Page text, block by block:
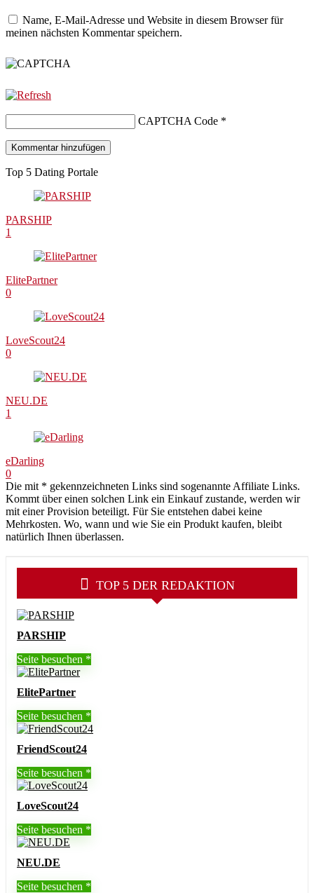
Name, E-Mail-Adresse und Website in diesem Browser für
meinen nächsten Kommentar speichern.
CAPTCHA Code *
Top 5 Dating Portale
PARSHIP
1
ElitePartner
0
LoveScout24
0
NEU.DE
1
eDarling
0
Die mit * gekennzeichneten Links sind sogenannte Affiliate Links.
Kommt über einen solchen Link ein Einkauf zustande, werden wir
mit einer Provision beteiligt. Für Sie entstehen dabei keine
Mehrkosten. Wo, wann und wie Sie ein Produkt kaufen, bleibt
natürlich Ihnen überlassen.
TOP 5 DER REDAKTION
PARSHIP
Seite besuchen
ElitePartner
Seite besuchen
FriendScout24
Seite besuchen
LoveScout24
Seite besuchen
NEU.DE
Seite besuchen